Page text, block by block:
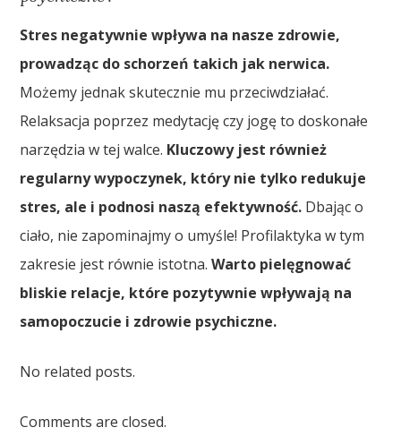
Stres negatywnie wpływa na nasze zdrowie,
prowadząc do schorzeń takich jak nerwica.
Możemy jednak skutecznie mu przeciwdziałać.
Relaksacja poprzez medytację czy jogę to doskonałe
narzędzia w tej walce. Kluczowy jest również
regularny wypoczynek, który nie tylko redukuje
stres, ale i podnosi naszą efektywność. Dbając o
ciało, nie zapominajmy o umyśle! Profilaktyka w tym
zakresie jest równie istotna.Warto pielęgnować
bliskie relacje, które pozytywnie wpływają na
samopoczucie i zdrowie psychiczne.
No related posts.
Comments are closed.